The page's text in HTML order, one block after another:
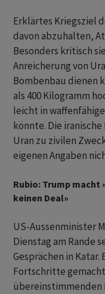
Erklärtes Kriegsziel
davon abzuhalten,
Besonders kritisch
Anreicherung von
Bombenbau dienen
als 400 Kilogramm
leicht in
könnte. Die
Uran zu zivilen
eigenen Angaben
Rubio: Trump macht
keinen Deal»
US-Aussenminister
Dienstag am Rande
Gesprächen in Katar.
Fortschritte